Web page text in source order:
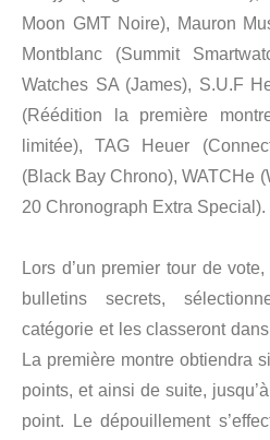
Moon GMT Noire), Mauron
Montblanc (Summit
Watches SA (James), S.U.F
(Réédition la première
limitée), TAG Heuer
(Black Bay Chrono), WATCHe
20 Chronograph Extra Special).
Lors d’un premier tour de
bulletins secrets,
catégorie et les classeront
La première montre obtiendra
points, et ainsi de suite,
point. Le dépouillement